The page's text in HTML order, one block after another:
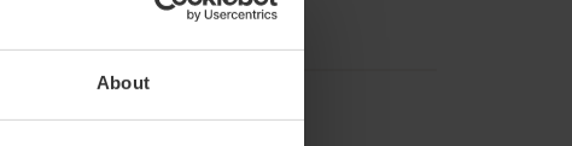
About